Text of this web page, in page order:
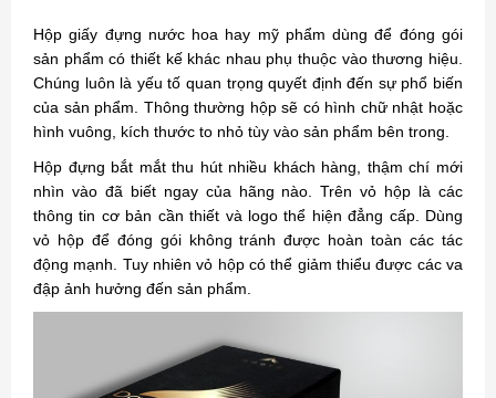
Hộp giấy đựng nước hoa hay mỹ phẩm dùng để đóng gói
sản phẩm có thiết kế khác nhau phụ thuộc vào thương hiệu.
Chúng luôn là yếu tố quan trọng quyết định đến sự phổ biến
của sản phẩm. Thông thường hộp sẽ có hình chữ nhật hoặc
hình vuông, kích thước to nhỏ tùy vào sản phẩm bên trong.
Hộp đựng bắt mắt thu hút nhiều khách hàng, thậm chí mới
nhìn vào đã biết ngay của hãng nào. Trên vỏ hộp là các
thông tin cơ bản cần thiết và logo thể hiện đẳng cấp. Dùng
vỏ hộp để đóng gói không tránh được hoàn toàn các tác
động mạnh. Tuy nhiên vỏ hộp có thể giảm thiểu được các va
đập ảnh hưởng đến sản phẩm.